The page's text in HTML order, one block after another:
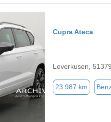
Cupra Ateca
Leverkusen, 51379
23.987 km